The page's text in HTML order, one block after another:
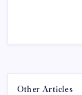
Other Articles